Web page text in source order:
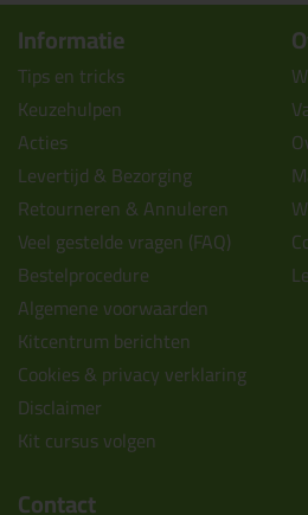
Informatie
Tips en tricks
Keuzehulpen
Acties
Levertijd & Bezorging
Retourneren & Annuleren
Veel gestelde vragen (FAQ)
Bestelprocedure
Algemene voorwaarden
Kitcentrum berichten
Cookies & privacy verklaring
Disclaimer
Kit cursus volgen
Contact